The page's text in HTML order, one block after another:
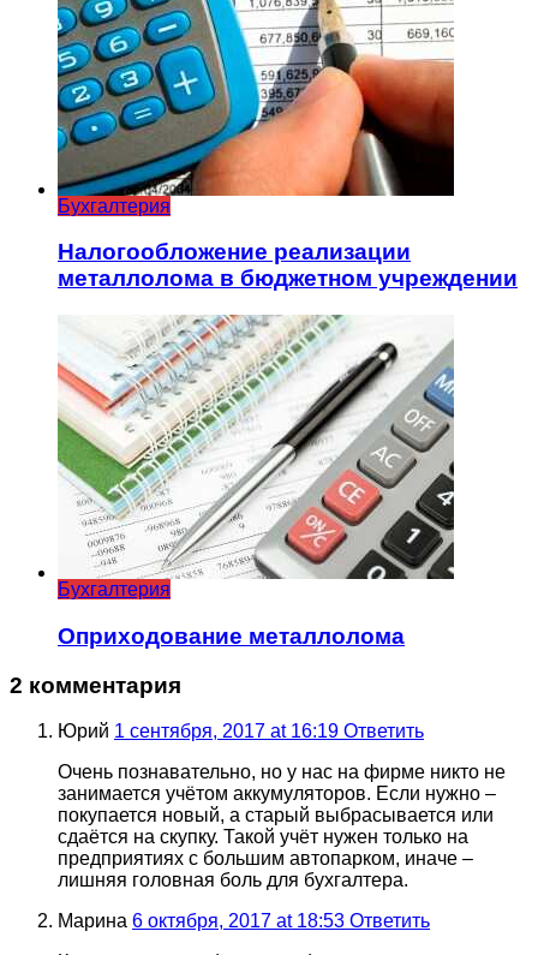
Бухгалтерия
Налогообложение реализации
металлолома в бюджетном учреждении
Бухгалтерия
Оприходование металлолома
2 комментария
Юрий 1 сентября, 2017 at 16:19 Ответить
Очень познавательно, но у нас на фирме никто не
занимается учётом аккумуляторов. Если нужно –
покупается новый, а старый выбрасывается или
сдаётся на скупку. Такой учёт нужен только на
предприятиях с большим автопарком, иначе –
лишняя головная боль для бухгалтера.
Марина 6 октября, 2017 at 18:53 Ответить